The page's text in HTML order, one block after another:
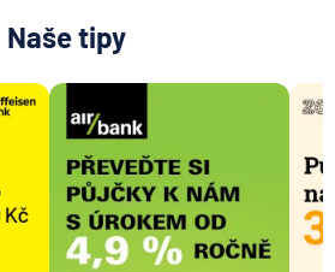
Naše tipy